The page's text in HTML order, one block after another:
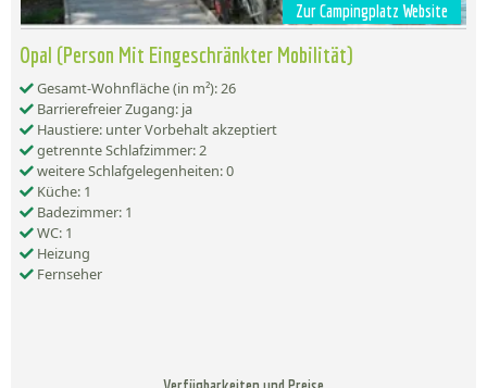
Zur Campingplatz Website
Opal (Person Mit Eingeschränkter Mobilität)
Gesamt-Wohnfläche (in m²): 26
Barrierefreier Zugang: ja
Haustiere: unter Vorbehalt akzeptiert
getrennte Schlafzimmer: 2
weitere Schlafgelegenheiten: 0
Küche: 1
Badezimmer: 1
WC: 1
Heizung
Fernseher